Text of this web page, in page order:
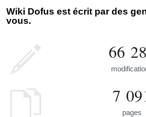
Wiki Dofus est écrit par des
vous.
66
7
pages